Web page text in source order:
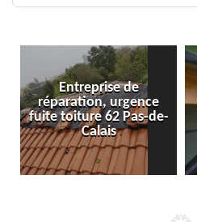
Entreprise de
réparation, urgence
fuite toiture 62 Pas-de-
Calais